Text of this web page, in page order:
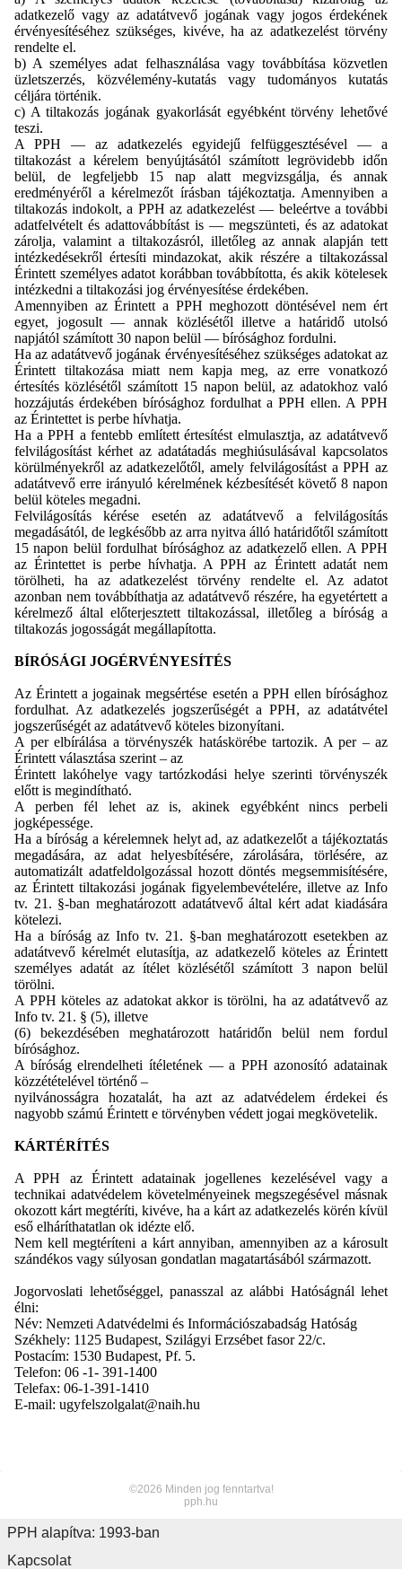
adatkezelő vagy az adatátvevő jogának vagy jogos érdekének
érvényesítéséhez szükséges, kivéve, ha az adatkezelést törvény
rendelte el.
b) A személyes adat felhasználása vagy továbbítása közvetlen
üzletszerzés, közvélemény-kutatás vagy tudományos kutatás
céljára történik.
c) A tiltakozás jogának gyakorlását egyébként törvény lehetővé
teszi.
A PPH — az adatkezelés egyidejű felfüggesztésével — a
tiltakozást a kérelem benyújtásától számított legrövidebb időn
belül, de legfeljebb 15 nap alatt megvizsgálja, és annak
eredményéről a kérelmezőt írásban tájékoztatja. Amennyiben a
tiltakozás indokolt, a PPH az adatkezelést — beleértve a további
adatfelvételt és adattovábbítást is — megszünteti, és az adatokat
zárolja, valamint a tiltakozásról, illetőleg az annak alapján tett
intézkedésekről értesíti mindazokat, akik részére a tiltakozással
Érintett személyes adatot korábban továbbította, és akik kötelesek
intézkedni a tiltakozási jog érvényesítése érdekében.
Amennyiben az Érintett a PPH meghozott döntésével nem ért
egyet, jogosult — annak közlésétől illetve a határidő utolsó
napjától számított 30 napon belül — bírósághoz fordulni.
Ha az adatátvevő jogának érvényesítéséhez szükséges adatokat az
Érintett tiltakozása miatt nem kapja meg, az erre vonatkozó
értesítés közlésétől számított 15 napon belül, az adatokhoz való
hozzájutás érdekében bírósághoz fordulhat a PPH ellen. A PPH
az Érintettet is perbe hívhatja.
Ha a PPH a fentebb említett értesítést elmulasztja, az adatátvevő
felvilágosítást kérhet az adatátadás meghiúsulásával kapcsolatos
körülményekről az adatkezelőtől, amely felvilágosítást a PPH az
adatátvevő erre irányuló kérelmének kézbesítését követő 8 napon
belül köteles megadni.
Felvilágosítás kérése esetén az adatátvevő a felvilágosítás
megadásától, de legkésőbb az arra nyitva álló határidőtől számított
15 napon belül fordulhat bírósághoz az adatkezelő ellen. A PPH
az Érintettet is perbe hívhatja. A PPH az Érintett adatát nem
törölheti, ha az adatkezelést törvény rendelte el. Az adatot
azonban nem továbbíthatja az adatátvevő részére, ha egyetértett a
kérelmező által előterjesztett tiltakozással, illetőleg a bíróság a
tiltakozás jogosságát megállapította.
BÍRÓSÁGI JOGÉRVÉNYESÍTÉS
Az Érintett a jogainak megsértése esetén a PPH ellen bírósághoz
fordulhat. Az adatkezelés jogszerűségét a PPH, az adatátvétel
jogszerűségét az adatátvevő köteles bizonyítani.
A per elbírálása a törvényszék hatáskörébe tartozik. A per – az
Érintett választása szerint – az
Érintett lakóhelye vagy tartózkodási helye szerinti törvényszék
előtt is megindítható.
A perben fél lehet az is, akinek egyébként nincs perbeli
jogképessége.
Ha a bíróság a kérelemnek helyt ad, az adatkezelőt a tájékoztatás
megadására, az adat helyesbítésére, zárolására, törlésére, az
automatizált adatfeldolgozással hozott döntés megsemmisítésére,
az Érintett tiltakozási jogának figyelembevételére, illetve az Info
tv. 21. §-ban meghatározott adatátvevő által kért adat kiadására
kötelezi.
Ha a bíróság az Info tv. 21. §-ban meghatározott esetekben az
adatátvevő kérelmét elutasítja, az adatkezelő köteles az Érintett
személyes adatát az ítélet közlésétől számított 3 napon belül
törölni.
A PPH köteles az adatokat akkor is törölni, ha az adatátvevő az
Info tv. 21. § (5), illetve
(6) bekezdésében meghatározott határidőn belül nem fordul
bírósághoz.
A bíróság elrendelheti ítéletének — a PPH azonosító adatainak
közzétételével történő –
nyilvánosságra hozatalát, ha azt az adatvédelem érdekei és
nagyobb számú Érintett e törvényben védett jogai megkövetelik.
KÁRTÉRÍTÉS
A PPH az Érintett adatainak jogellenes kezelésével vagy a
technikai adatvédelem követelményeinek megszegésével másnak
okozott kárt megtéríti, kivéve, ha a kárt az adatkezelés körén kívül
eső elháríthatatlan ok idézte elő.
Nem kell megtéríteni a kárt annyiban, amennyiben az a károsult
szándékos vagy súlyosan gondatlan magatartásából származott.
Jogorvoslati lehetőséggel, panasszal az alábbi Hatóságnál lehet
élni:
Név: Nemzeti Adatvédelmi és Információszabadság Hatóság
Székhely: 1125 Budapest, Szilágyi Erzsébet fasor 22/c.
Postacím: 1530 Budapest, Pf. 5.
Telefon: 06 -1- 391-1400
Telefax: 06-1-391-1410
E-mail: ugyfelszolgalat@naih.hu
©2026 Minden jog fenntartva!
pph.hu
PPH alapítva: 1993-ban
Kapcsolat